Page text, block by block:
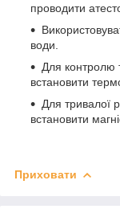
проводити
води.
Для контролю
встановити
Для тривалої
встановити
Приховати